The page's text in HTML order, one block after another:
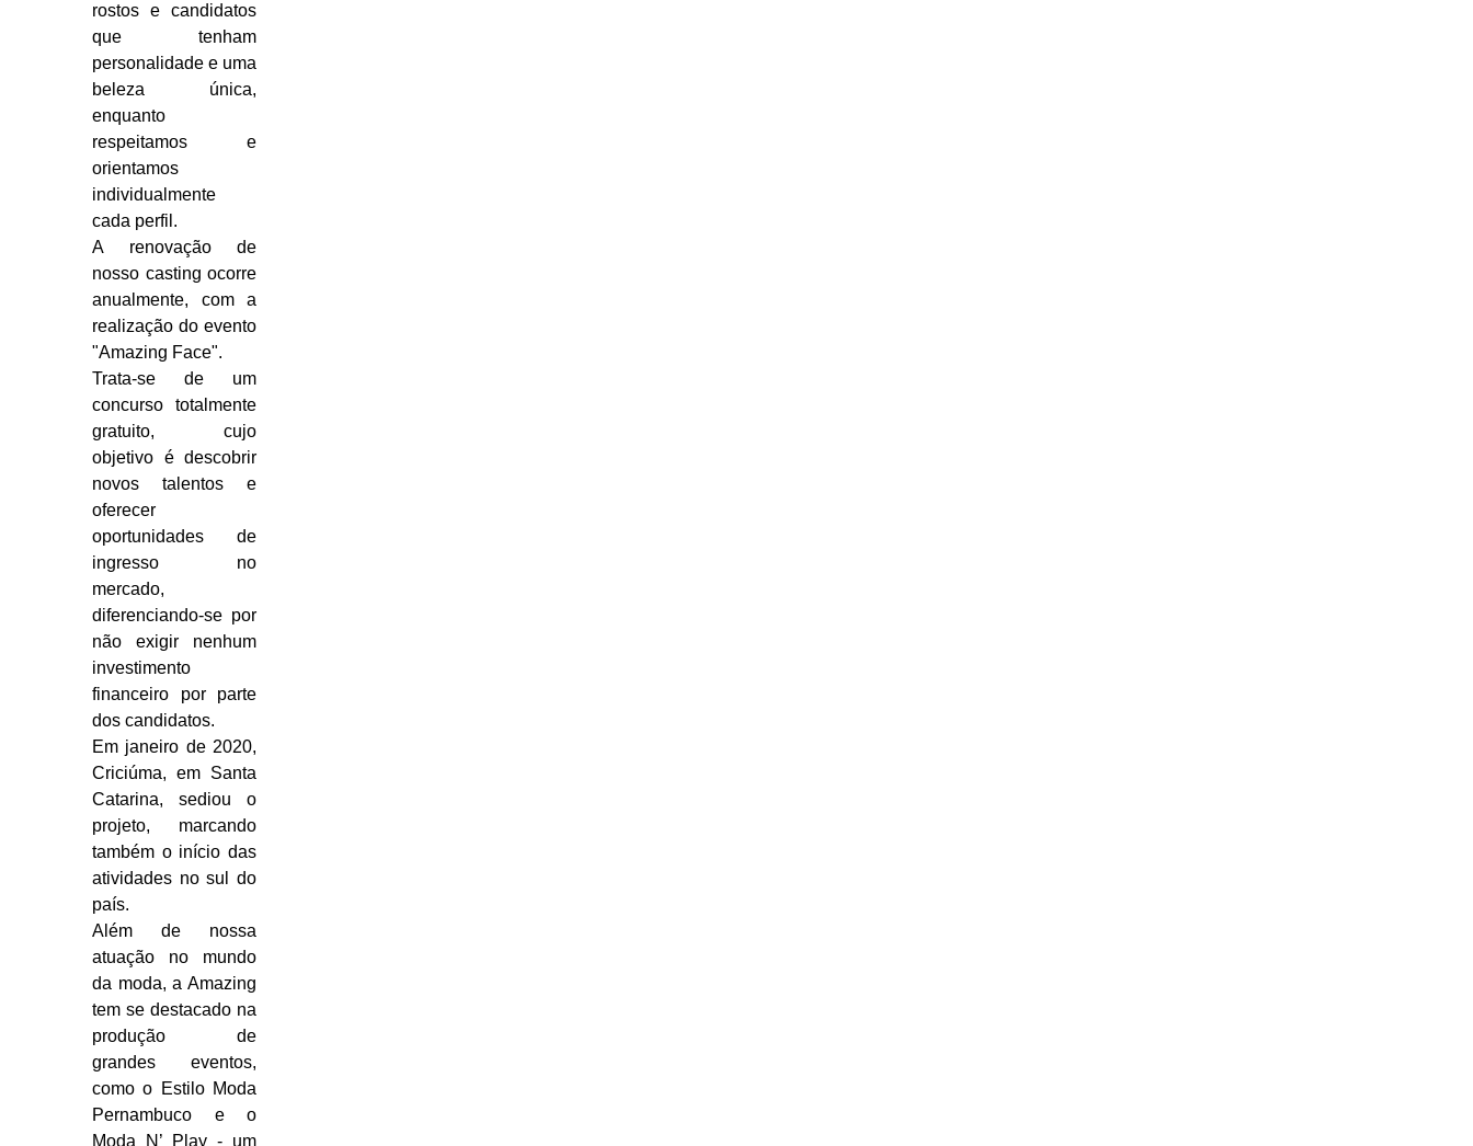
rostos e candidatos
que tenham
personalidade e uma
beleza única,
enquanto
respeitamos e
orientamos
individualmente
cada perfil.
A renovação de
nosso casting ocorre
anualmente, com a
realização do evento
"Amazing Face".
Trata-se de um
concurso totalmente
gratuito, cujo
objetivo é descobrir
novos talentos e
oferecer
oportunidades de
ingresso no
mercado,
diferenciando-se por
não exigir nenhum
investimento
financeiro por parte
dos candidatos.
Em janeiro de 2020,
Criciúma, em Santa
Catarina, sediou o
projeto, marcando
também o início das
atividades no sul do
país.
Além de nossa
atuação no mundo
da moda, a Amazing
tem se destacado na
produção de
grandes eventos,
como o Estilo Moda
Pernambuco e o
Moda N’ Play - um